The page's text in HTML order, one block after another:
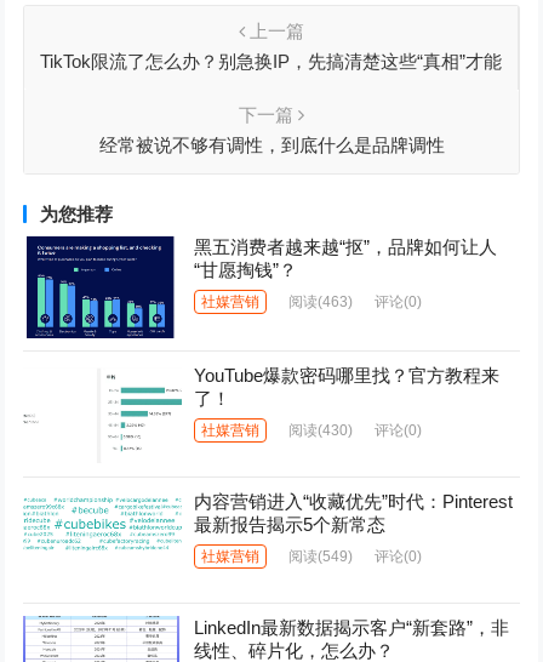
上一篇
TikTok限流了怎么办？别急换IP，先搞清楚这些“真相”才能
下一篇
经常被说不够有调性，到底什么是品牌调性
为您推荐
黑五消费者越来越“抠”，品牌如何让人
“甘愿掏钱”？
社媒营销 阅读(463) 评论(0)
YouTube爆款密码哪里找？官方教程来
了！
社媒营销 阅读(430) 评论(0)
内容营销进入“收藏优先”时代：Pinterest
最新报告揭示5个新常态
社媒营销 阅读(549) 评论(0)
LinkedIn最新数据揭示客户“新套路”，非
线性、碎片化，怎么办？